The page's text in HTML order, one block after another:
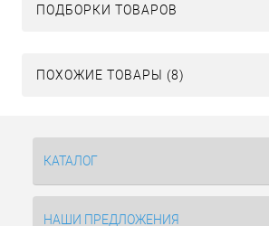
ПОДБОРКИ ТОВАРОВ
ПОХОЖИЕ ТОВАРЫ (8)
КАТАЛОГ
НАШИ ПРЕДЛОЖЕНИЯ